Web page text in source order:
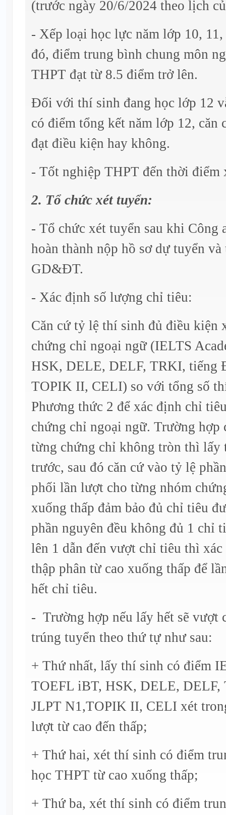
(trước ngày 20/6/2024 theo lịch
- Xếp loại học lực năm lớp 10,
đó, điểm trung bình chung môn
THPT đạt từ 8.5 điểm trở lên.
Đối với thí sinh đang học lớp 12
có điểm tổng kết năm lớp 12, căn
đạt điều kiện hay không.
- Tốt nghiệp THPT đến thời điểm
2. Tổ chức xét tuyển:
- Tổ chức xét tuyển sau khi Công
hoàn thành nộp hồ sơ dự tuyển
GD&ĐT.
- Xác định số lượng chỉ tiêu:
Căn cứ tỷ lệ thí sinh đủ điều kiện
chứng chỉ ngoại ngữ (IELTS
HSK, DELE, DELF, TRKI, tiếng
TOPIK II, CELI) so với tổng số
Phương thức 2 để xác định chỉ
chứng chỉ ngoại ngữ. Trường
từng chứng chỉ không tròn thì lấy
trước, sau đó căn cứ vào tỷ lệ
phối lần lượt cho từng nhóm
xuống thấp đảm bảo đủ chỉ tiêu
phần nguyên đều không đủ 1 chỉ
lên 1 dẫn đến vượt chỉ tiêu thì
thập phân từ cao xuống thấp để
hết chỉ tiêu.
- Trường hợp nếu lấy hết sẽ vượt
trúng tuyển theo thứ tự như sau:
+ Thứ nhất, lấy thí sinh có điểm
TOEFL iBT, HSK, DELE,
JLPT N1,TOPIK II, CELI xét
lượt từ cao đến thấp;
+ Thứ hai, xét thí sinh có điểm
học THPT từ cao xuống thấp;
+ Thứ ba, xét thí sinh có điểm